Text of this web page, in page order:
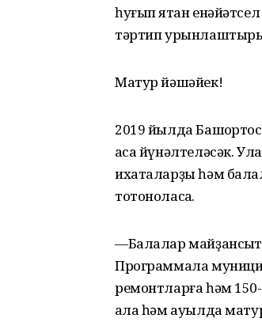
һуғып ятҡан
тәртип
Матур йәшәйек!
2019 йылда
аҡса йүнәлтеләсәк.
ихаталарҙы һәм
тотоноласаҡ.
—Балалар
Программала
ремонтларға һәм
ҡала һәм ауылда